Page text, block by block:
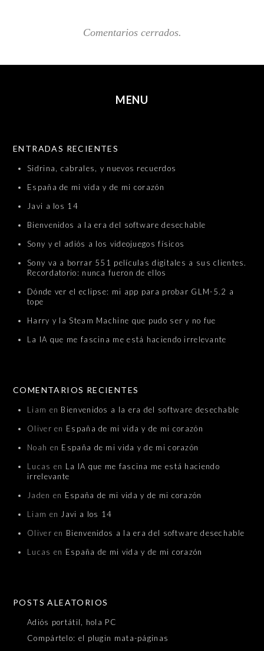
Comentarios cerrados.
MENU
ENTRADAS RECIENTES
Sidrina, cabrales, y nuevos recuerdos
España de mi vida y de mi corazón
Javi a los 14
Bienvenidos a la era del software desechable
Sony y el adiós a los videojuegos físicos
Sony va a borrar 551 películas digitales a sus clientes.
Recordatorio: nunca fueron de ellos
Dónde ver el eclipse: mi app para probar GLM-5.2 a
tope
Harry y la Steam Machine que pudo ser y no fue
La IA que me fascina me está haciendo irrelevante
COMENTARIOS RECIENTES
Liam en Bienvenidos a la era del software desechable
Oliver en España de mi vida y de mi corazón
Noah en España de mi vida y de mi corazón
Lucas en La IA que me fascina me está haciendo
irrelevante
Jaden en España de mi vida y de mi corazón
Liam en Javi a los 14
Oliver en Bienvenidos a la era del software desechable
Lucas en España de mi vida y de mi corazón
POSTS ALEATORIOS
Adiós portátil, hola PC
Compártelo: el plugin mata-páginas